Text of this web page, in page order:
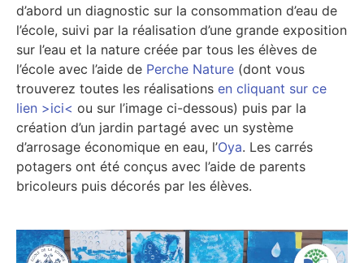
d’abord un diagnostic sur la consommation d’eau de
l’école, suivi par la réalisation d’une grande exposition
sur l’eau et la nature créée par tous les élèves de
l’école avec l’aide de Perche Nature (dont vous
trouverez toutes les réalisations en cliquant sur ce
lien >ici< ou sur l’image ci-dessous) puis par la
création d’un jardin partagé avec un système
d’arrosage économique en eau, l’Oya. Les carrés
potagers ont été conçus avec l’aide de parents
bricoleurs puis décorés par les élèves.